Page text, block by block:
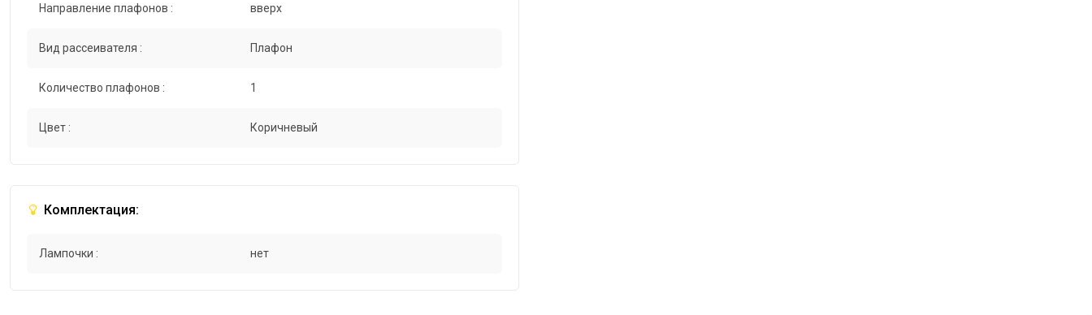
Направление плафонов : вверх
Вид рассеивателя : Плафон
Количество плафонов : 1
Цвет : Коричневый
Комплектация:
Лампочки : нет